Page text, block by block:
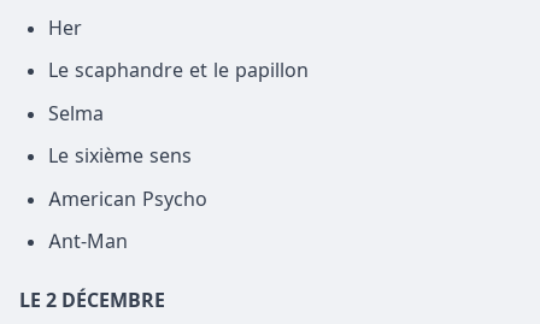
Her
Le scaphandre et le papillon
Selma
Le sixième sens
American Psycho
Ant-Man
LE 2 DÉCEMBRE